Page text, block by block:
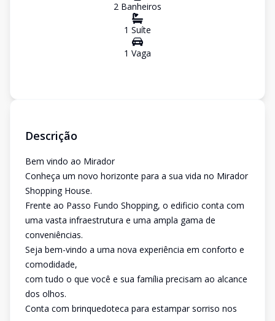
2 Banheiros
1 Suíte
1 Vaga
Descrição
Bem vindo ao Mirador
Conheça um novo horizonte para a sua vida no Mirador
Shopping House.
Frente ao Passo Fundo Shopping, o edificio conta com
uma vasta infraestrutura e uma ampla gama de
conveniências.
Seja bem-vindo a uma nova experiência em conforto e
comodidade,
com tudo o que você e sua família precisam ao alcance
dos olhos.
Conta com brinquedoteca para estampar sorriso nos